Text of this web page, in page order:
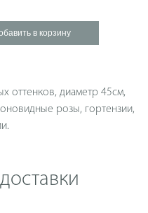
оттенков, диаметр 45см,
розы, гортензии,